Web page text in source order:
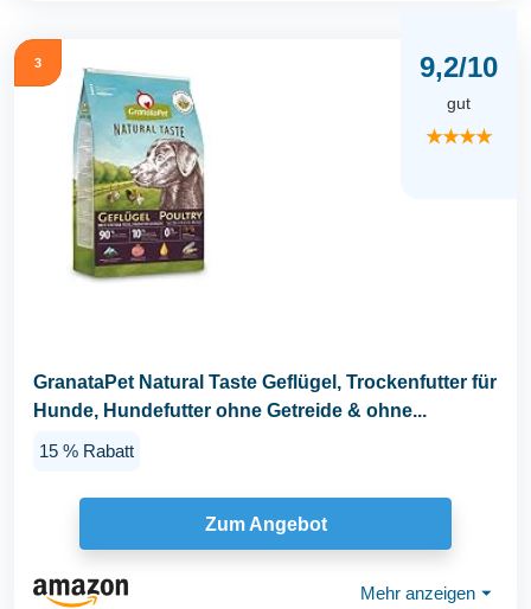
3 9,2/10
gut
★★★★
GranataPet Natural Taste Geflügel, Trockenfutter für
Hunde, Hundefutter ohne Getreide & ohne...
15 % Rabatt
Zum Angebot
Mehr anzeigen ⏷